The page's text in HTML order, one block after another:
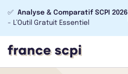
✅ Analyse & Comparatif SCPI 2026
- L’Outil Gratuit Essentiel